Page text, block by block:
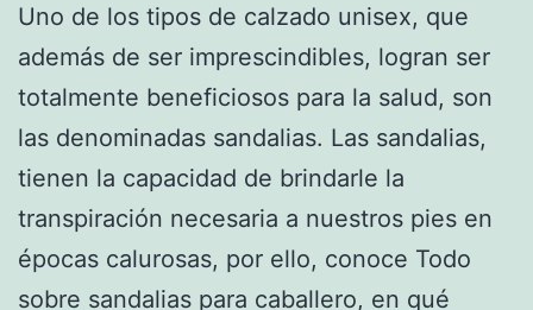
Uno de los tipos de calzado unisex, que
además de ser imprescindibles, logran ser
totalmente beneficiosos para la salud, son
las denominadas sandalias. Las sandalias,
tienen la capacidad de brindarle la
transpiración necesaria a nuestros pies en
épocas calurosas, por ello, conoce Todo
sobre sandalias para caballero, en qué